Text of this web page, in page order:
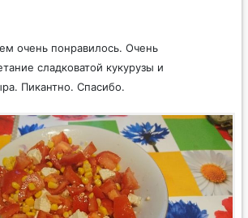
очень понравилось. Очень
сладковатой кукурузы и
Пикантно. Спасибо.